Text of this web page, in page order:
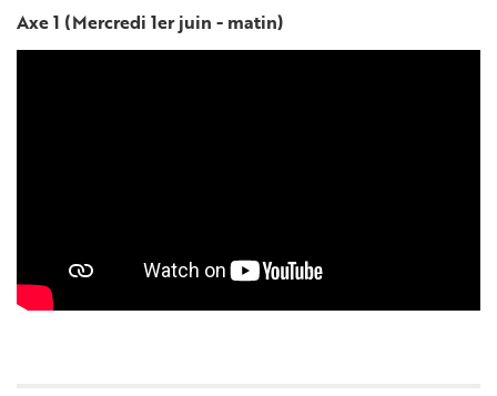
Axe 1 (Mercredi 1er juin - matin)